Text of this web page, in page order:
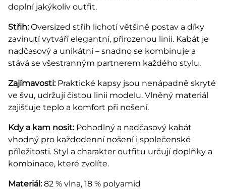
doplní jakýkoliv outfit.
Střih:Oversized střih lichotí většině postav a díky
zavinutí vytváří elegantní, přirozenou linii. Kabát je
nadčasový a unikátní – snadno se kombinuje a
stává se všestranným partnerem každého stylu.
Zajímavosti:Praktické kapsy jsou nenápadně skryté
ve švu, udržují čistou linii modelu. Vlněný materiál
zajišťuje teplo a komfort při nošení.
Kdy a kam nosit:Pohodlný a nadčasový kabát
vhodný pro každodenní nošení i společenské
příležitosti. Styl a charakter outfitu určují doplňky a
kombinace, které zvolíte.
Materiál:82 % vlna, 18 % polyamid